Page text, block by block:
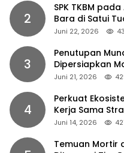
2
SPK TKBM
Bara di Satui
Juni 22, 2026
3
Penutupan
Dipersiapkan
Juni 21, 2026
4
Perkuat
Kerja Sama
Juni 14, 2026
Temuan Mortir